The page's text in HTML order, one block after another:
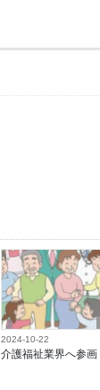
2024-10-22
介護福祉業界へ参画